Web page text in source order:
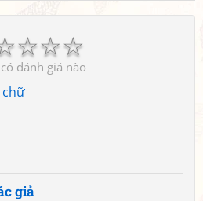
☆
☆
☆
đánh giá nào
giả